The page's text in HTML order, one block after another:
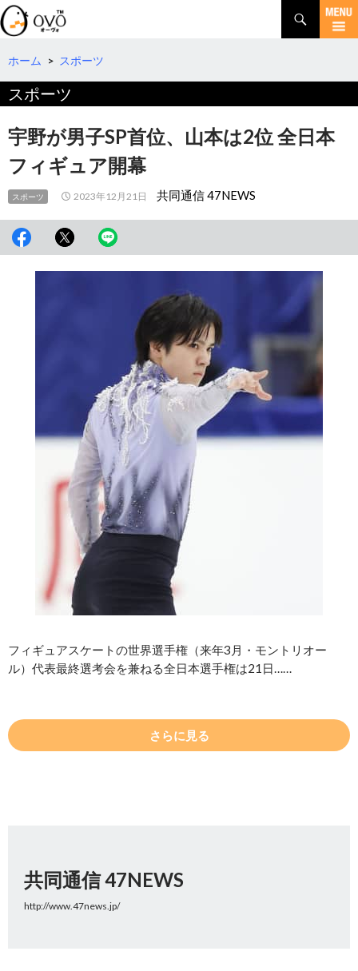
検
索
コ
テ
へ
移
ホーム > スポーツ
スポーツ
宇野が男子SP首位、山本は2位 全日本
フィギュア開幕
スポーツ 2023年12月21日 共同通信 47NEWS
フィギュアスケートの世界選手権（来年3月・モントリオー
ル）代表最終選考会を兼ねる全日本選手権は21日……
さらに見る
共同通信 47NEWS
http://www.47news.jp/